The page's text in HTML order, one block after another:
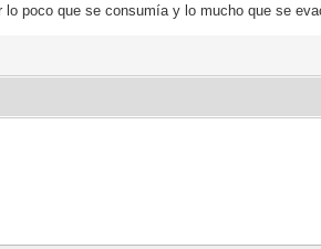
poco que se consumía y lo mucho que se